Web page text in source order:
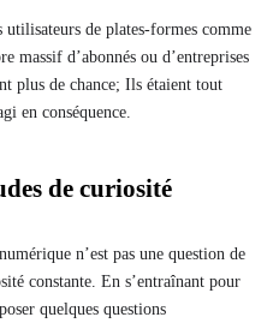
utilisateurs de plates-formes comme
massif d’abonnés ou d’entreprises
plus de chance; Ils étaient tout
en conséquence.
de curiosité
n’est pas une question de
constante. En s’entraînant pour
quelques questions